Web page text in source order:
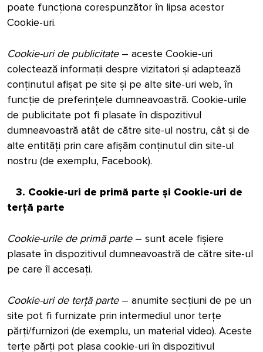
poate funcționa corespunzător în lipsa acestor
Cookie-uri.
Cookie-uri de publicitate– aceste Cookie-uri
colectează informații despre vizitatori și adaptează
conținutul afișat pe site și pe alte site-uri web, în
funcție de preferințele dumneavoastră. Cookie-urile
de publicitate pot fi plasate în dispozitivul
dumneavoastră atât de către site-ul nostru, cât și de
alte entități prin care afișăm conținutul din site-ul
nostru (de exemplu, Facebook).
3. Cookie-uri de primă parte și Cookie-uri de
terță parte
Cookie-urile de primă parte– sunt acele fișiere
plasate în dispozitivul dumneavoastră de către site-ul
pe care îl accesați.
Cookie-uri de terță parte– anumite secțiuni de pe un
site pot fi furnizate prin intermediul unor terțe
părți/furnizori (de exemplu, un material video). Aceste
terțe părți pot plasa cookie-uri în dispozitivul